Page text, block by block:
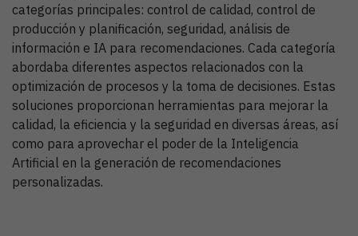
categorías principales: control de calidad, control de
producción y planificación, seguridad, análisis de
información e IA para recomendaciones. Cada categoría
abordaba diferentes aspectos relacionados con la
optimización de procesos y la toma de decisiones. Estas
soluciones proporcionan herramientas para mejorar la
calidad, la eficiencia y la seguridad en diversas áreas, así
como para aprovechar el poder de la Inteligencia
Artificial en la generación de recomendaciones
personalizadas.